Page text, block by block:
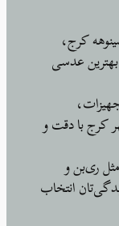
کرج،
عدسی
کرج با دقت و
ری‌بن و
انتخاب